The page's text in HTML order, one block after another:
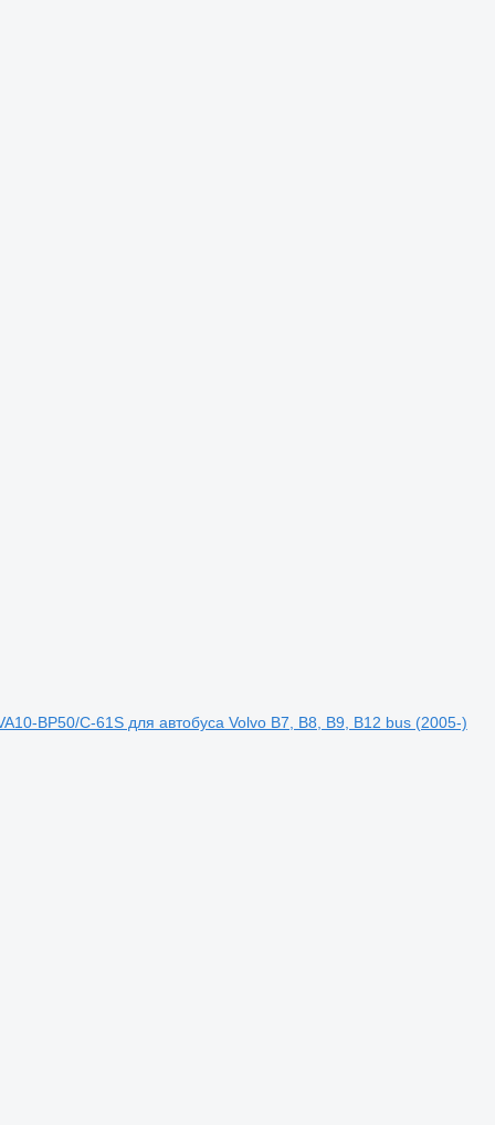
BP50/C-61S для автобуса Volvo B7, B8, B9, B12 bus (2005-)